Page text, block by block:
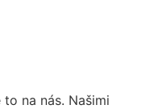
to na nás. Našimi